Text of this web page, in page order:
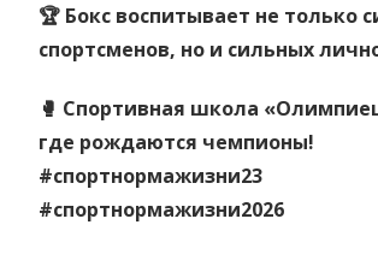
🏆 Бокс воспитывает не только
спортсменов, но и сильных
🥊 Спортивная школа
где рождаются чемпионы!
#спортнормажизни23
#спортнормажизни2026